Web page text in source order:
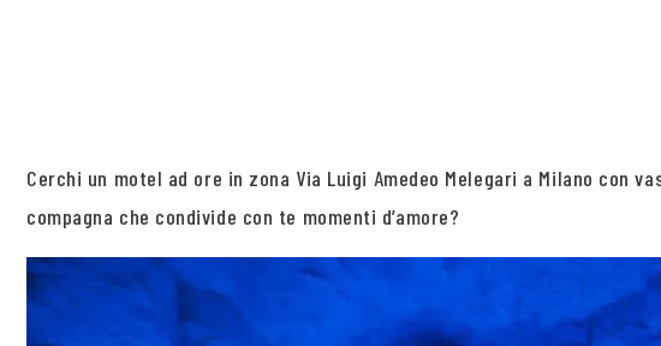
Cerchi un motel ad ore in zona Via Luigi Amedeo Melegari a Milano con
compagna che condivide con te momenti d’amore?